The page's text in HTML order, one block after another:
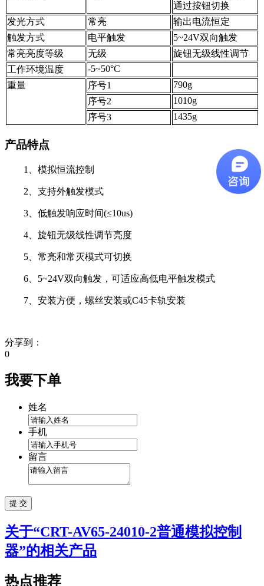
通过按钮切换
发光方式
常亮
输出电流恒定
触发方式
电平触发
5~24V双向触发
常亮亮度等级
无级
旋钮无级线性调节
工作环境温度
-5~50°C
重量
序号1
790g
序号2
1010g
序号3
1435g
产品特点
1、模拟恒流控制
2、支持外触发模式
3、低触发响应时间(≤10us)
4、旋钮无级线性调节亮度
5、常亮和常灭模式可切换
6、5~24V双向触发，可适应高低电平触发模式
7、安装方便，螺丝安装或C45卡轨安装
分享到：
0
我要下单
姓名
手机
留言
关于“CRT-AV65-24010-2普通模拟控制
器”的相关产品
热点推荐